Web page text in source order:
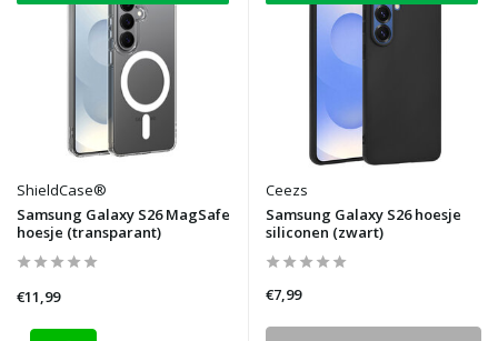
ShieldCase®
Samsung Galaxy S26 MagSafe
hoesje (transparant)
€11,99
Ceezs
Samsung Galaxy S26 hoesje
siliconen (zwart)
€7,99